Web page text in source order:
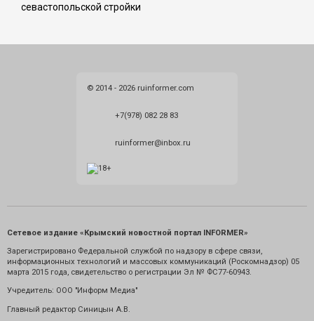
севастопольской стройки
© 2014 - 2026 ruinformer.com
+7(978) 082 28 83
ruinformer@inbox.ru
Сетевое издание «Крымский новостной портал INFORMER»
Зарегистрировано Федеральной службой по надзору в сфере связи,
информационных технологий и массовых коммуникаций (Роскомнадзор) 05
марта 2015 года, свидетельство о регистрации Эл № ФС77-60943.
Учредитель: ООО "Информ Медиа"
Главный редактор Синицын А.В.